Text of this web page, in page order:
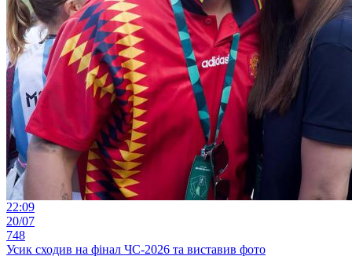
22:09
20/07
748
Усик сходив на фінал ЧС-2026 та виставив фото